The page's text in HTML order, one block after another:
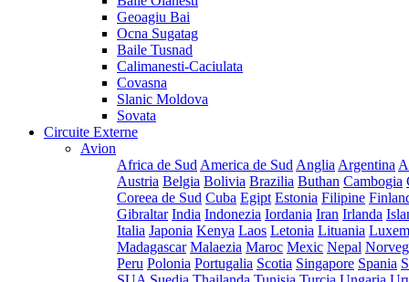
Geoagiu Bai
Ocna Sugatag
Baile Tusnad
Calimanesti-Caciulata
Covasna
Slanic Moldova
Sovata
Circuite Externe
Avion
Africa de Sud America de Sud Anglia Argentina
Austria Belgia Bolivia Brazilia Buthan Cambogia
Coreea de Sud Cuba Egipt Estonia Filipine
Gibraltar India Indonezia Iordania Iran Irlanda
Italia Japonia Kenya Laos Letonia Lituania
Madagascar Malaezia Maroc Mexic Nepal
Peru Polonia Portugalia Scotia Singapore Spania